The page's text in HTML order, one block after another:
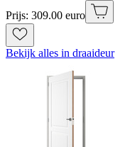
Prijs: 309.00 euro
Bekijk alles in draaideur